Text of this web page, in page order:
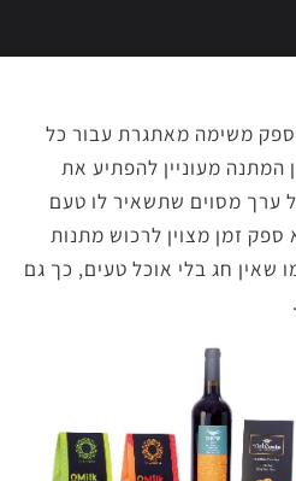
משימה מאתגרת עבור כל
מעוניין להפתיע את
ערך מסוים שתשאיר לו טעם
זמן מצוין לרכוש מתנות
שאין חג בלי אוכל טעים, כך גם